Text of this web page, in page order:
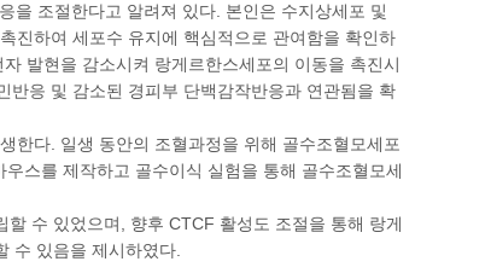
을 조절한다고 알려져 있다. 본인은 수지상세포 및
진하여 세포수 유지에 핵심적으로 관여함을 확인하
발현을 감소시켜 랑게르한스세포의 이동을 촉진시
응 및 감소된 경피부 단백감작반응과 연관됨을 확
한다. 일생 동안의 조혈과정을 위해 골수조혈모세포
스를 제작하고 골수이식 실험을 통해 골수조혈모세
수 있었으며, 향후 CTCF 활성도 조절을 통해 랑게
수 있음을 제시하였다.